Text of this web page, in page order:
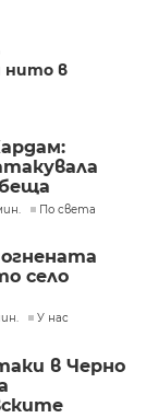
нито в
По света
село
У нас
в Черно